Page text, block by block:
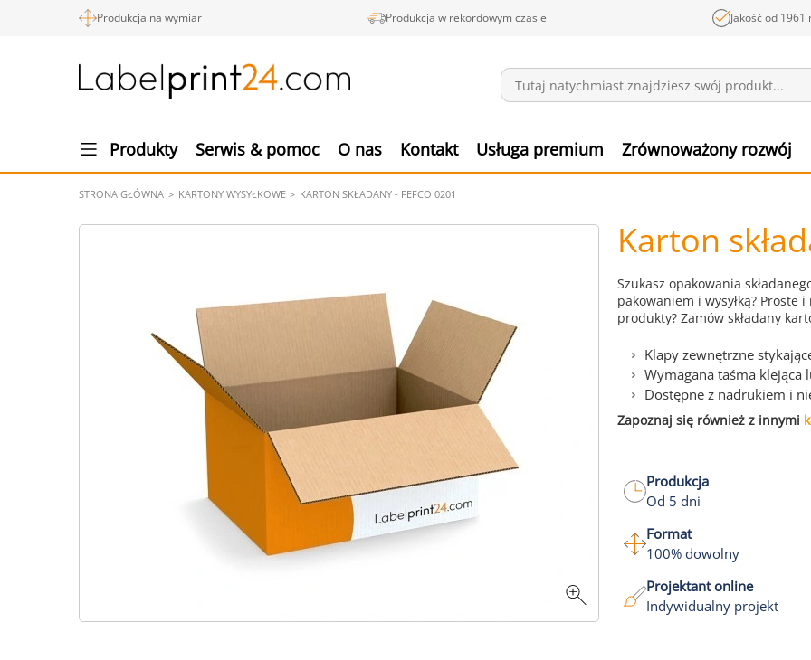
Produkcja na wymiar Produkcja w rekordowym czasie Jakość od 1961
Produkty Serwis & pomoc O nas Kontakt Usługa premium Zrównoważony rozwój
STRONA GŁÓWNA KARTONY WYSYŁKOWE KARTON SKŁADANY - FEFCO 0201
Karton
Szukasz opakowania
pakowaniem i wysyłką?
produkty? Zamów składany
Klapy zewnętrzne
Wymagana taśma klejąca
Dostępne z nadrukiem i
Zapoznaj się również z innymi
Produkcja
Od 5 dni
Format
100% dowolny
Projektant online
Indywidualny projekt